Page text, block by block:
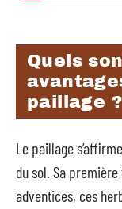
Quels
paillage ?
Le paillage
du sol. Sa
adventices, ces